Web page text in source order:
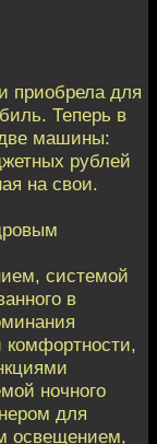
приобрела для
Теперь в
машины:
рублей
на свои.
системой
в
ночного
для
освещением,